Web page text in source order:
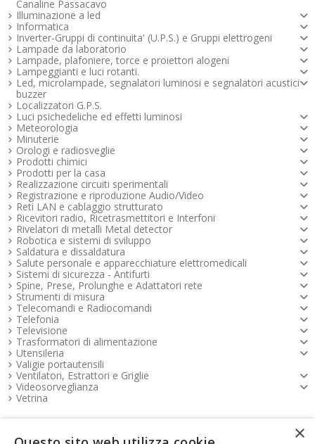
Canaline Passacavo
Illuminazione a led
Informatica
Inverter-Gruppi di continuita' (U.P.S.) e Gruppi elettrogeni
Lampade da laboratorio
Lampade, plafoniere, torce e proiettori alogeni
Lampeggianti e luci rotanti.
Led, microlampade, segnalatori luminosi e segnalatori acustici -
buzzer
Localizzatori G.P.S.
Luci psichedeliche ed effetti luminosi
Meteorologia
Minuterie
Orologi e radiosveglie
Prodotti chimici
Prodotti per la casa
Realizzazione circuiti sperimentali
Registrazione e riproduzione Audio/Video
Reti LAN e cablaggio strutturato
Ricevitori radio, Ricetrasmettitori e Interfoni
Rivelatori di metalli Metal detector
Robotica e sistemi di sviluppo
Saldatura e dissaldatura
Salute personale e apparecchiature elettromedicali
Sistemi di sicurezza - Antifurti
Spine, Prese, Prolunghe e Adattatori rete
Strumenti di misura
Telecomandi e Radiocomandi
Telefonia
Televisione
Trasformatori di alimentazione
Utensileria
Valigie portautensili
Ventilatori, Estrattori e Griglie
Videosorveglianza
Vetrina
Pagamenti FOOTER ×